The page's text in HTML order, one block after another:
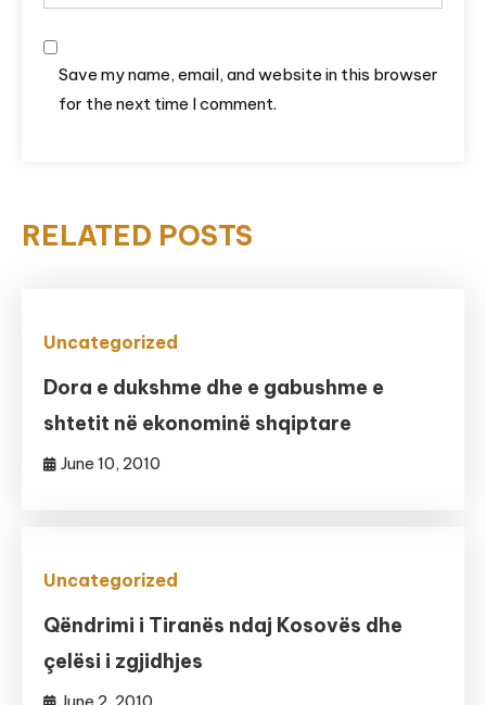
Save my name, email, and website in this browser
for the next time I comment.
RELATED POSTS
Uncategorized
Dora e dukshme dhe e gabushme e
shtetit në ekonominë shqiptare
June 10, 2010
Uncategorized
Qëndrimi i Tiranës ndaj Kosovës dhe
çelësi i zgjidhjes